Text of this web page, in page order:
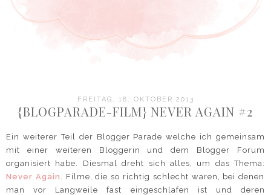
FREITAG, 18. OKTOBER 2013
{BLOGPARADE-FILM} NEVER AGAIN #2
Ein weiterer Teil der Blogger Parade welche ich gemeinsam
mit einer weiteren Bloggerin und dem Blogger Forum
organisiert habe. Diesmal dreht sich alles, um das Thema:
Never Again
. Filme, die so richtig schlecht waren, bei denen
man vor Langweile fast eingeschlafen ist und deren